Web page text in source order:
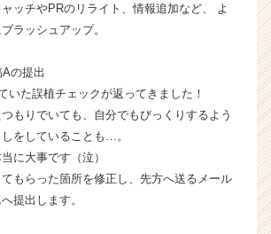
e
e
C
r
e
e
r）
ッチやPRのリライト、情報追加など、 よ
ラッシュアップ。
の提出
いた誤植チェックが返ってきました！
もりでいても、自分でもびっくりするよう
をしていることも…。
に大事です（泣）
もらった箇所を修正し、先方へ送るメール
提出します。